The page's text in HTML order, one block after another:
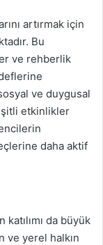
artırmak için
Bu
ve rehberlik
ve duygusal
etkinlikler
daha aktif
da büyük
ve yerel halkın